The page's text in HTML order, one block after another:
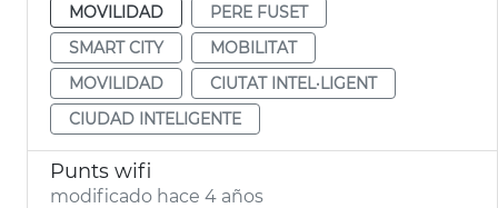
MOVILIDAD
PERE FUSET
SMART CITY
MOBILITAT
MOVILIDAD
CIUTAT INTEL·LIGENT
CIUDAD INTELIGENTE
Punts wifi
modificado hace 4 años